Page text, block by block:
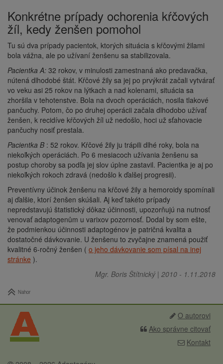
Konkrétne prípady ochorenia kŕčových
žíl, kedy ženšen pomohol
Tu sú dva prípady pacientok, ktorých situácia s kŕčovými žilami
bola vážna, ale po užívaní ženšenu sa stabilizovala.
Pacientka A: 32 rokov, v minulosti zamestnaná ako predavačka,
nútená dlhodobé štát. Kŕčové žily sa jej po prvýkrát začali vytvárať
vo veku asi 25 rokov na lýtkach a nad kolenami, situácia sa
zhoršila v tehotenstve. Bola na dvoch operáciách, nosila tlakové
pančuchy. Potom, čo po druhej operácii začala dlhodobo užívať
ženšen, k recidíve kŕčových žíl už nedošlo, hoci už sťahovacie
pančuchy nosiť prestala.
Pacientka B : 52 rokov. Kŕčové žily ju trápili dlhé roky, bola na
niekoľkých operáciách. Po 6 mesiacoch užívania ženšenu sa
postup choroby sa podľa jej slov úplne zastavil. Pacientka je aj po
niekoľkých rokoch zdravá (nedošlo k ďalšej progresii).
Preventívny účinok ženšenu na kŕčové žily a hemoroidy spomínali
aj ďalšie, ktorí ženšen skúšali. Aj keď takéto prípady
nepredstavujú štatistický dôkaz účinnosti, upozorňujú na nutnosť
venovať adaptogenům u varixov pozornosť. Dodal by som ešte,
že podmienkou účinnosti adaptogénov je patričná kvalita a
dostatočné dávkovanie. U ženšenu to zvyčajne znamená použiť
kvalitné 6-ročný ženšen ( o jeho dávkovanie som písal na inej
stránke ).
Mgr. Boris Štítnický | 2010 - 1.11.2018
Nahor
O autorovi
Ako správne citovať
Kontakt